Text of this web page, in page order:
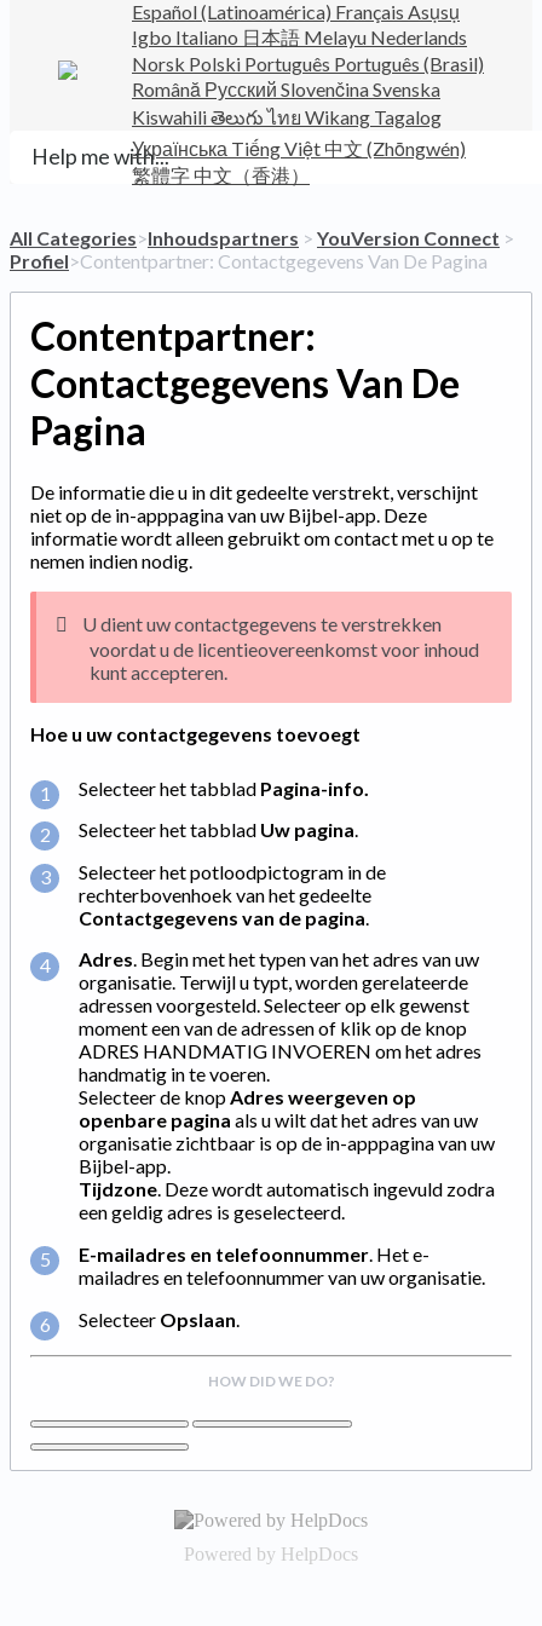
Español (Latinoamérica) Français Asụsụ
Igbo Italiano 日本語 Melayu Nederlands
Norsk Polski Português Português (Brasil)
Română Русский SlovenčinaSvenska
Kiswahiliతెలుగుไทย Wikang Tagalog
Українська Tiếng Việt 中文 (Zhōngwén)
繁體字 中文（香港）
All Categories​>​​Inhoudspartners ​ > ​ ​YouVersion Connect ​ > ​
Profiel​>​ Contentpartner: Contactgegevens Van De Pagina
Contentpartner:
Contactgegevens Van De
Pagina
De informatie die u in dit gedeelte verstrekt, verschijnt
niet op de in-apppagina van uw Bijbel-app. Deze
informatie wordt alleen gebruikt om contact met u op te
nemen indien nodig.
U dient uw contactgegevens te verstrekken
voordat u de licentieovereenkomst voor inhoud
kunt accepteren.
Hoe u uw contactgegevens toevoegt
Selecteer het tabblad Pagina-info
Selecteer het tabblad Uw pagina.
Selecteer het potloodpictogram in de
rechterbovenhoek van het gedeelte
Contactgegevens van de pagina
Adres. Begin met het typen van het adres van uw
organisatie. Terwijl u typt, worden gerelateerde
adressen voorgesteld. Selecteer op elk gewenst
moment een van de adressen of klik op de knop
ADRES HANDMATIG INVOEREN om het adres
handmatig in te voeren.
Selecteer de knopAdres weergeven op
openbare pagina als u wilt dat het adres van uw
organisatie zichtbaar is op de in-apppagina van uw
Bijbel-app.
Tijdzone. Deze wordt automatisch ingevuld zodra
een geldig adres is geselecteerd.
E-mailadres en telefoonnummer. Het e-
mailadres en telefoonnummer van uw organisatie.
Selecteer Opslaan
HOW DID WE DO?
Powered by HelpDocs